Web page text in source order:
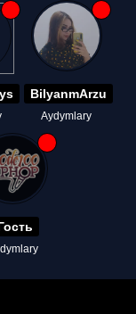
BilyanmArzu
Aydymlary